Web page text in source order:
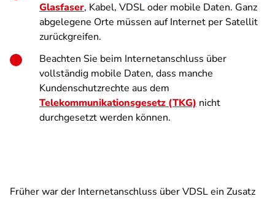
Glasfaser, Kabel, VDSL oder mobile Daten. Ganz
abgelegene Orte müssen auf Internet per Satellit
zurückgreifen.
Beachten Sie beim Internetanschluss über
vollständig mobile Daten, dass manche
Kundenschutzrechte aus dem
Telekommunikationsgesetz (TKG) nicht
durchgesetzt werden können.
Früher war der Internetanschluss über VDSL ein Zusatz